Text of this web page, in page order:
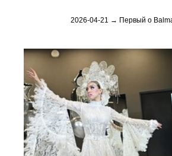
2026-04-21 → Первый о